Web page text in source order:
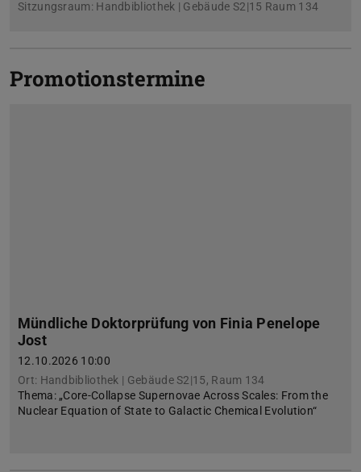
Sitzungsraum: Handbibliothek | Gebäude S2|15 Raum 134
Promotionstermine
Mündliche Doktorprüfung von Finia Penelope
Jost
12.10.2026 10:00
Ort: Handbibliothek | Gebäude S2|15, Raum 134
Thema: „Core-Collapse Supernovae Across Scales: From the
Nuclear Equation of State to Galactic Chemical Evolution“